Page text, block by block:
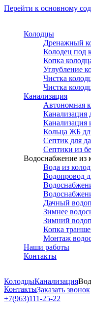
Перейти к основному
Колодцы
Дренажный
Колодец под
Копка
Углубление
Чистка
Чистка
Канализация
Автономная
Канализация
Канализация
Кольца ЖБ
Септик для
Септики из
Водоснабжение из
Вода из
Водопровод
Дачный
Зимнее
Зимний
Копка
Монтаж
Наши работы
Контакты
КолодцыКанализация
КонтактыЗаказать звонок
+7(963)111-25-22